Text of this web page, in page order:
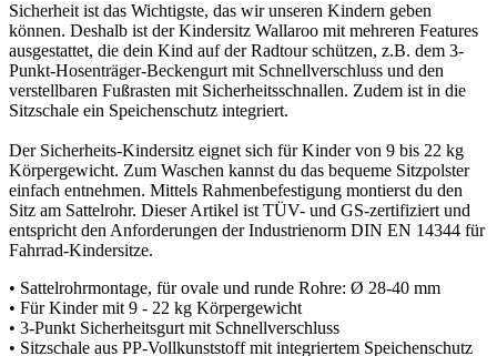
Sicherheit ist das Wichtigste, das wir unseren Kindern geben
können. Deshalb ist der Kindersitz Wallaroo mit mehreren Features
ausgestattet, die dein Kind auf der Radtour schützen, z.B. dem 3-
Punkt-Hosenträger-Beckengurt mit Schnellverschluss und den
verstellbaren Fußrasten mit Sicherheitsschnallen. Zudem ist in die
Sitzschale ein Speichenschutz integriert.
Der Sicherheits-Kindersitz eignet sich für Kinder von 9 bis 22 kg
Körpergewicht. Zum Waschen kannst du das bequeme Sitzpolster
einfach entnehmen. Mittels Rahmenbefestigung montierst du den
Sitz am Sattelrohr. Dieser Artikel ist TÜV- und GS-zertifiziert und
entspricht den Anforderungen der Industrienorm DIN EN 14344 für
Fahrrad-Kindersitze.
• Sattelrohrmontage, für ovale und runde Rohre: Ø 28-40 mm
• Für Kinder mit 9 - 22 kg Körpergewicht
• 3-Punkt Sicherheitsgurt mit Schnellverschluss
• Sitzschale aus PP-Vollkunststoff mit integriertem Speichenschutz